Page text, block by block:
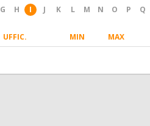
G H I J K L M N O P Q
UFFIC. MIN MAX